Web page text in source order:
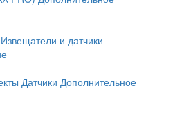
Извещатели и датчики
Датчики Дополнительное